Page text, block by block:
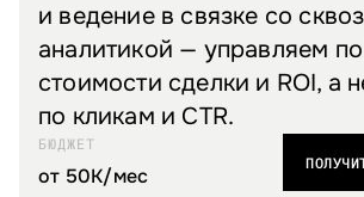
и ведение в связке со
аналитикой — управляем
стоимости сделки и ROI, а
по кликам и CTR.
БЮДЖЕТ
от 50K/⁠мес